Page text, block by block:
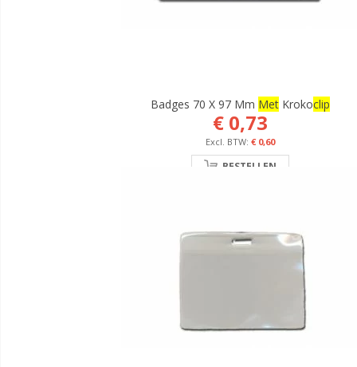
Badges 70 X 97 Mm Met KrokoClip
€ 0,73
€ 0,60
BESTELLEN